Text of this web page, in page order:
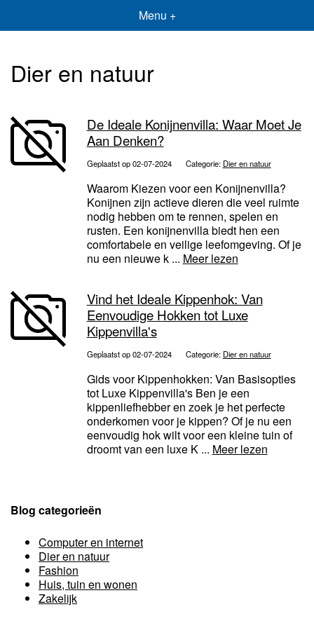
Menu +
Dier en natuur
De Ideale Konijnenvilla: Waar Moet Je
Aan Denken?
Geplaatst op 02-07-2024 Categorie: Dier en natuur
Waarom Kiezen voor een Konijnenvilla?
Konijnen zijn actieve dieren die veel ruimte
nodig hebben om te rennen, spelen en
rusten. Een konijnenvilla biedt hen een
comfortabele en veilige leefomgeving. Of je
nu een nieuwe k ... Meer lezen
Vind het Ideale Kippenhok: Van
Eenvoudige Hokken tot Luxe
Kippenvilla's
Geplaatst op 02-07-2024 Categorie: Dier en natuur
Gids voor Kippenhokken: Van Basisopties
tot Luxe Kippenvilla's Ben je een
kippenliefhebber en zoek je het perfecte
onderkomen voor je kippen? Of je nu een
eenvoudig hok wilt voor een kleine tuin of
droomt van een luxe K ... Meer lezen
Blog categorieën
Computer en internet
Dier en natuur
Fashion
Huis, tuin en wonen
Zakelijk